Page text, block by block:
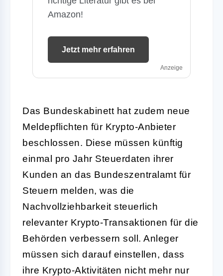
Amazon!
Jetzt mehr erfahren
Anzeige
Das Bundeskabinett hat zudem neue
Meldepflichten für Krypto-Anbieter
beschlossen. Diese müssen künftig
einmal pro Jahr Steuerdaten ihrer
Kunden an das Bundeszentralamt für
Steuern melden, was die
Nachvollziehbarkeit steuerlich
relevanter Krypto-Transaktionen für die
Behörden verbessern soll. Anleger
müssen sich darauf einstellen, dass
ihre Krypto-Aktivitäten nicht mehr nur